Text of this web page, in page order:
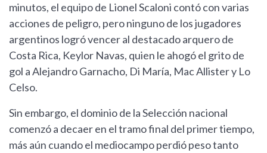
minutos, el equipo de Lionel Scaloni contó con varias
acciones de peligro, pero ninguno de los jugadores
argentinos logró vencer al destacado arquero de
Costa Rica, Keylor Navas, quien le ahogó el grito de
gol a Alejandro Garnacho, Di María, Mac Allister y Lo
Celso.
Sin embargo, el dominio de la Selección nacional
comenzó a decaer en el tramo final del primer tiempo,
más aún cuando el mediocampo perdió peso tanto